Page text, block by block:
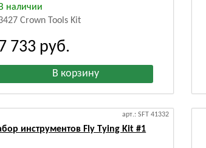
В наличии
Crown Tools Kit
7 733 руб.
арт.: SFT 41332
инструментов Fly Tying Kit #1